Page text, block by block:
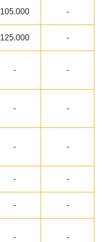
105.000 -
125.000 -
- -
- -
- -
- -
- -
- -